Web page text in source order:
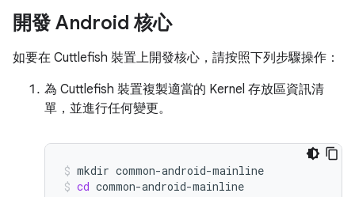
開發 Android 核心
如要在 Cuttlefish 裝置上開發核心，請按照下列步驟操作：
為 Cuttlefish 裝置複製適當的 Kernel 存放區資訊清
單，並進行任何變更。
mkdir common-android-mainline
cd common-android-mainline